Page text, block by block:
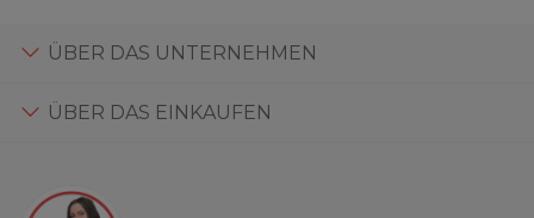
ÜBER DAS UNTERNEHMEN
ÜBER DAS EINKAUFEN